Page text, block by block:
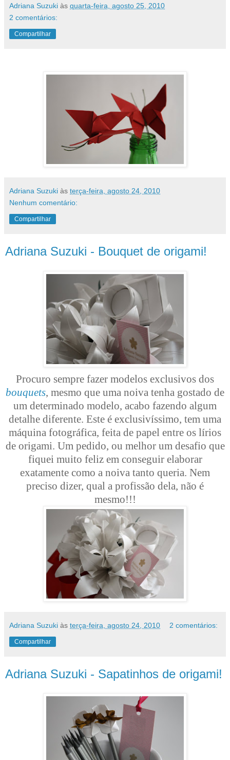
Adriana Suzuki às quarta-feira, agosto 25, 2010
2 comentários:
Compartilhar
Adriana Suzuki às terça-feira, agosto 24, 2010
Nenhum comentário:
Compartilhar
Adriana Suzuki - Bouquet de origami!
Procuro sempre fazer modelos exclusivos dos
bouquets, mesmo que uma noiva tenha gostado de
um determinado modelo, acabo fazendo algum
detalhe diferente. Este é exclusivíssimo, tem uma
máquina fotográfica, feita de papel entre os lírios
de origami. Um pedido, ou melhor um desafio que
fiquei muito feliz em conseguir elaborar
exatamente como a noiva tanto queria. Nem
preciso dizer, qual a profissão dela, não é
mesmo!!!
Adriana Suzuki às terça-feira, agosto 24, 2010 2 comentários:
Compartilhar
Adriana Suzuki - Sapatinhos de origami!